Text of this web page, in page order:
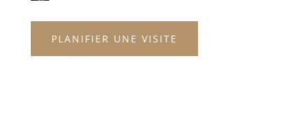
PLANIFIER UNE VISITE